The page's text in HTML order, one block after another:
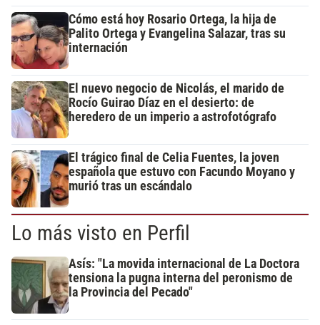
Cómo está hoy Rosario Ortega, la hija de
Palito Ortega y Evangelina Salazar, tras su
internación
El nuevo negocio de Nicolás, el marido de
Rocío Guirao Díaz en el desierto: de
heredero de un imperio a astrofotógrafo
El trágico final de Celia Fuentes, la joven
española que estuvo con Facundo Moyano y
murió tras un escándalo
Lo más visto en Perfil
Asís: "La movida internacional de La Doctora
tensiona la pugna interna del peronismo de
la Provincia del Pecado"